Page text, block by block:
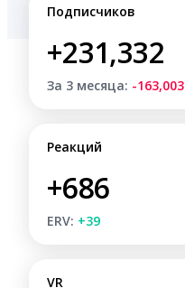
Подписчиков
+231,332
За 3 месяца: -163,003
Реакций
+686
ERV: +39
VR